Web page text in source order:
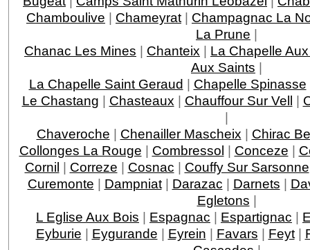
Chamboulive | Chameyrat | Champagnac La
La Prune |
Chanac Les Mines | Chanteix | La Chapelle
Aux Saints |
La Chapelle Saint Geraud | Chapelle Spinasse
Le Chastang | Chasteaux | Chauffour Sur Vell |
|
Chaveroche | Chenailler Mascheix | Chirac
Collonges La Rouge | Combressol | Conceze |
Cornil | Correze | Cosnac | Couffy Sur Sarsonne
Curemonte | Dampniat| Darazac | Darnets |
Egletons |
L Eglise Aux Bois | Espagnac | Espartignac |
Eyburie | Eygurande | Eyrein | Favars | Feyt|